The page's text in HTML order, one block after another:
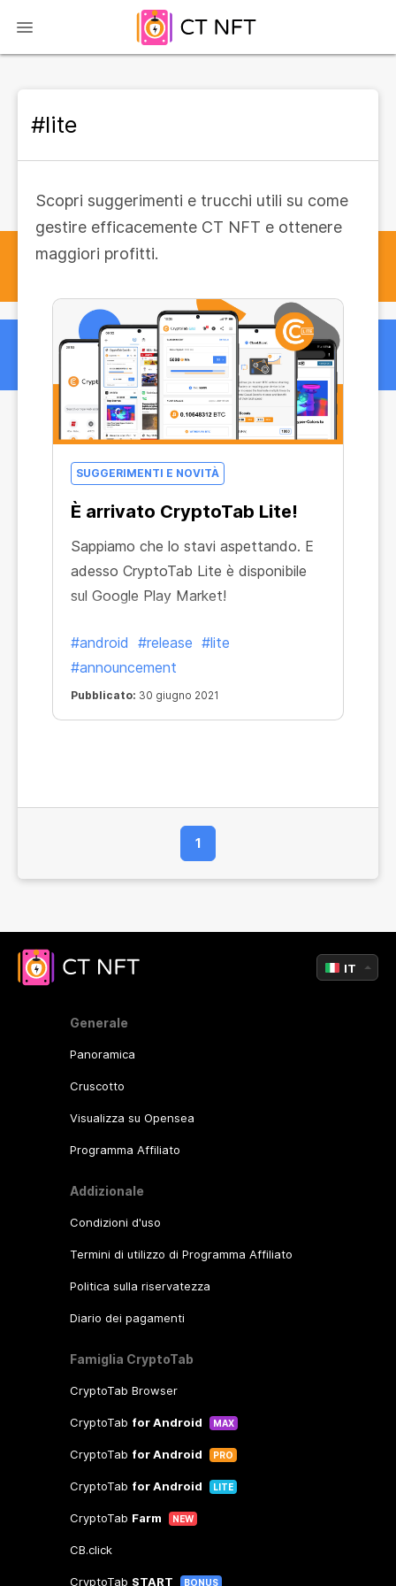
#lite
Scopri suggerimenti e trucchi utili su come
gestire efficacemente CT NFT e ottenere
maggiori profitti.
SUGGERIMENTI E NOVITÀ
È arrivato CryptoTab Lite!
Sappiamo che lo stavi aspettando. E
adesso CryptoTab Lite è disponibile
sul Google Play Market!
#android #release #lite
#announcement
Pubblicato: 30 giugno 2021
1
Generale
Panoramica
Cruscotto
Visualizza su Opensea
Programma Affiliato
Addizionale
Condizioni d'uso
Termini di utilizzo di Programma Affiliato
Politica sulla riservatezza
Diario dei pagamenti
Famiglia CryptoTab
CryptoTab Browser
CryptoTab for Android MAX
CryptoTab for Android PRO
CryptoTab for Android LITE
CryptoTab Farm NEW
CB.click
CryptoTab START BONUS
IT